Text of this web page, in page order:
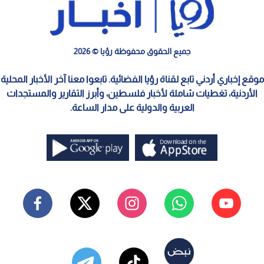
جميع الحقوق محفوظة رؤيا © 2026
موقع إخباري أردني تابع لقناة رؤيا الفضائية. تابعوا معنا آخر الأخبار المحلية
الأردنية، تغطيات شاملة لأخبار فلسطين، وأبرز التقارير والمستجدات
العربية والدولية على مدار الساعة.